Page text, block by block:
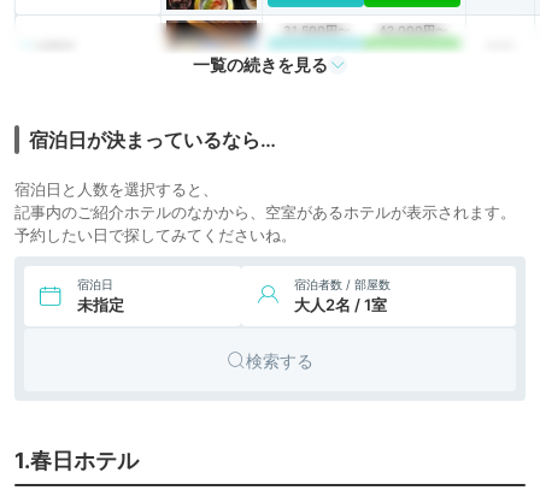
31,500円〜
icotto
42,000円〜
一覧の続きを見る
宿泊日が決まっているなら…
宿泊日と人数を選択すると、
記事内のご紹介ホテルのなかから、空室があるホテルが表示されます。
予約したい日で探してみてくださいね。
宿泊日
未指定
宿泊者数 / 部屋数
大人2名 / 1室
検索する
1.春日ホテル